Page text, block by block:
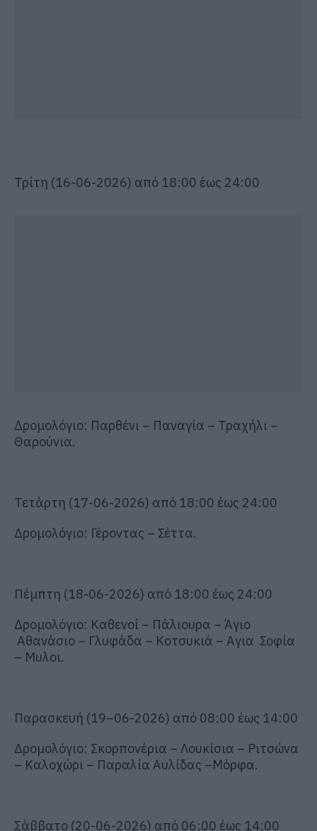
Τρίτη (16-06-2026) από 18:00 έως 24:00
Δρομολόγιο: Παρθένι – Παναγία – Τραχήλι –
Θαρούνια.
Τετάρτη (17-06-2026) από 18:00 έως 24:00
Δρομολόγιο: Γέροντας – Σέττα.
Πέμπτη (18-06-2026) από 18:00 έως 24:00
Δρομολόγιο: Καθενοί – Πάλιουρα – Άγιο
Αθανάσιο – Γλυφάδα – Κοτσυκιά – Αγια Σοφία
– Μυλοι.
Παρασκευή (19–06-2026) από 08:00 έως 14:00
Δρομολόγιο: Σκορπονέρια – Λουκίσια – Ριτσώνα
– Καλοχώρι – Παραλία Αυλίδας –Μόρφα.
Σάββατο (20-06-2026) από 06:00 έως 14:00